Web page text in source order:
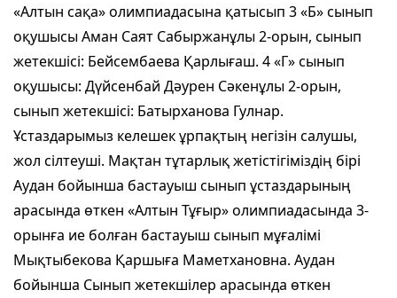
«Алтын сақа» олимпиадасына қатысып 3 «Б» сынып
оқушысы Аман Саят Сабыржанұлы 2-орын, сынып
жетекшісі: Бейсембаева Қарлығаш. 4 «Г» сынып
оқушысы: Дүйсенбай Дәурен Сәкенұлы 2-орын,
сынып жетекшісі: Батырханова Гулнар.
Ұстаздарымыз келешек ұрпақтың негізін салушы,
жол сілтеуші. Мақтан тұтарлық жетістігіміздің бірі
Аудан бойынша бастауыш сынып ұстаздарының
арасында өткен «Алтын Тұғыр» олимпиадасында 3-
орынға ие болған бастауыш сынып мұғалімі
Мықтыбекова Қаршыға Маметхановна. Аудан
бойынша Сынып жетекшілер арасында өткен